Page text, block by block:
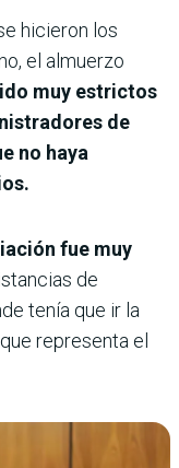
hicieron los
el almuerzo
muy estrictos
de
no haya
fue muy
de
tenía que ir la
representa el